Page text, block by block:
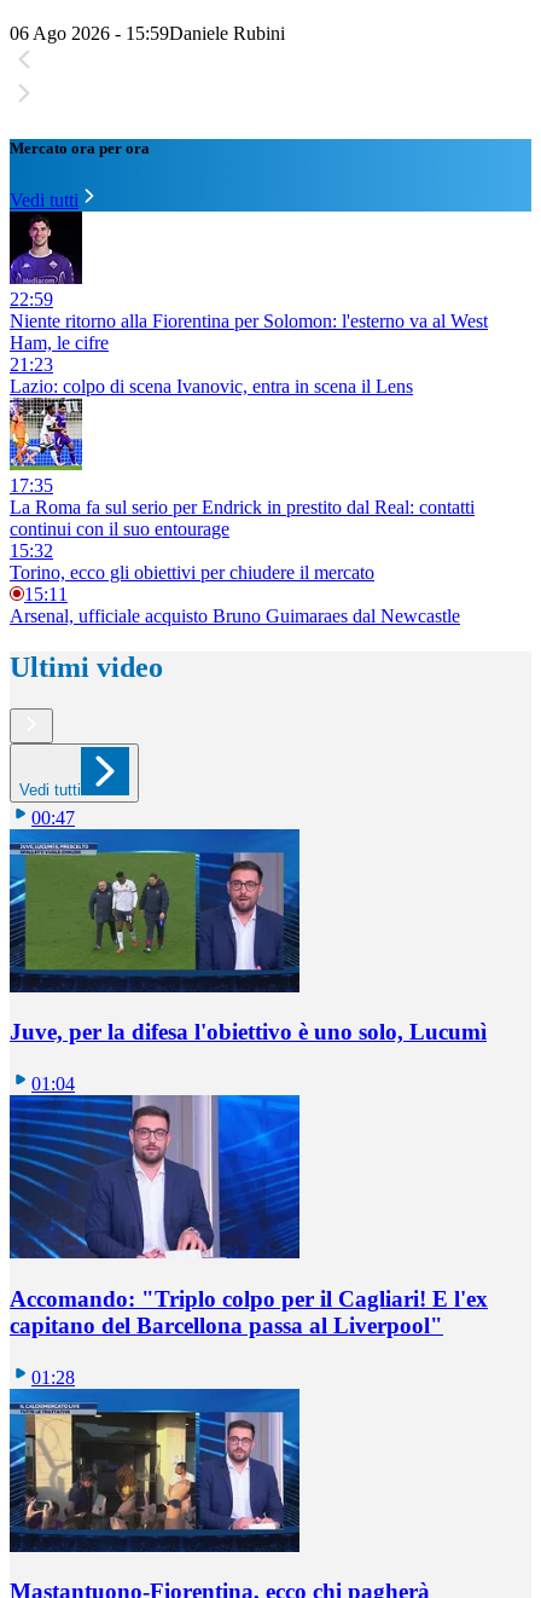
06 Ago 2026 - 15:59Daniele Rubini
Mercato ora per ora
Vedi tutti
22:59
Niente ritorno alla Fiorentina per Solomon: l'esterno va al West
Ham, le cifre
21:23
Lazio: colpo di scena Ivanovic, entra in scena il Lens
17:35
La Roma fa sul serio per Endrick in prestito dal Real: contatti
continui con il suo entourage
15:32
Torino, ecco gli obiettivi per chiudere il mercato
15:11
Arsenal, ufficiale acquisto Bruno Guimaraes dal Newcastle
Ultimi video
Vedi tutti
00:47
Juve, per la difesa l'obiettivo è uno solo, Lucumì
01:04
Accomando: "Triplo colpo per il Cagliari! E l'ex
capitano del Barcellona passa al Liverpool"
01:28
Mastantuono-Fiorentina, ecco chi pagherà